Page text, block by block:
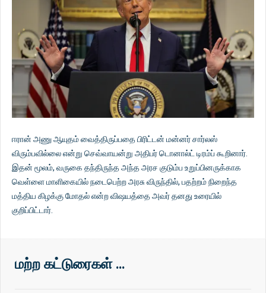
ஈரான் அணு ஆயுதம் வைத்திருப்பதை பிரிட்டன் மன்னர் சார்லஸ்
விரும்பவில்லை என்று செவ்வாயன்று அதிபர் டொனால்ட் டிரம்ப் கூறினார்.
இதன் மூலம், வருகை தந்திருந்த அந்த அரச குடும்ப உறுப்பினருக்காக
வெள்ளை மாளிகையில் நடைபெற்ற அரசு விருந்தில், பதற்றம் நிறைந்த
மத்திய கிழக்கு மோதல் என்ற விஷயத்தை அவர் தனது உரையில்
குறிப்பிட்டார்.
மற்ற கட்டுரைகள் …